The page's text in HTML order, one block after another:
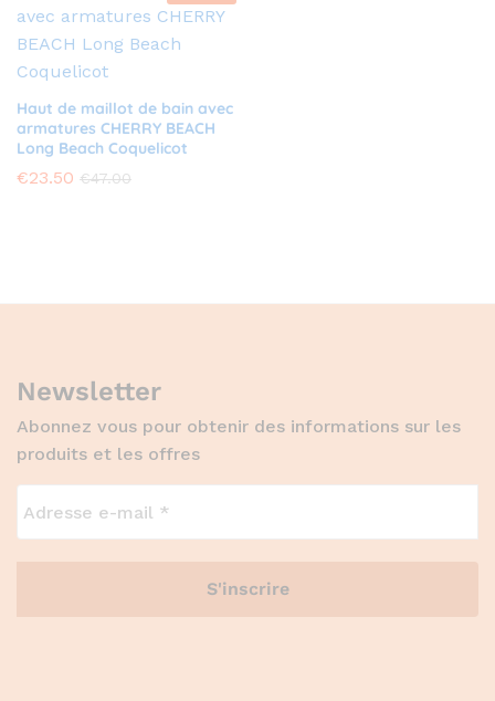
Haut de maillot de bain avec
armatures CHERRY BEACH
Long Beach Coquelicot
€23.50 €47.00
Newsletter
Abonnez vous pour obtenir des informations sur les
produits et les offres